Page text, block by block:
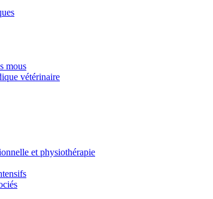
mous
vétérinaire
et physiothérapie